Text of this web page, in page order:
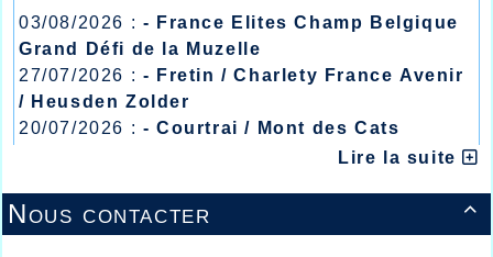
03/08/2026 : - France Elites Champ Belgique
Grand Défi de la Muzelle
27/07/2026 : - Fretin / Charlety France Avenir
/ Heusden Zolder
20/07/2026 : - Courtrai / Mont des Cats
- Lyon / Meeting Abeilles /Lire la suite

Nous contacter